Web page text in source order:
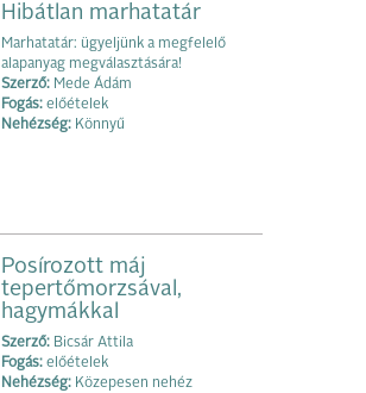
Hibátlan marhatatár
Marhatatár: ügyeljünk a megfelelő
alapanyag megválasztására!
Szerző: Mede Ádám
Fogás: előételek
Nehézség: Könnyű
Posírozott máj
tepertőmorzsával,
hagymákkal
Szerző: Bicsár Attila
Fogás: előételek
Nehézség: Közepesen nehéz